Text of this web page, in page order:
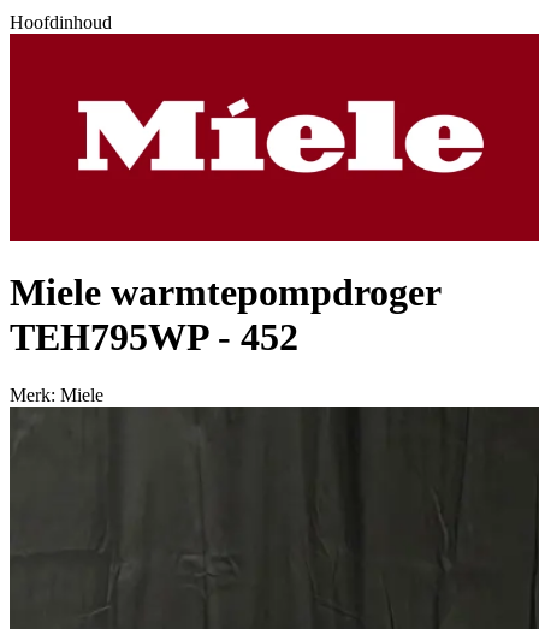
Hoofdinhoud
Miele warmtepompdroger
TEH795WP - 452
Merk: Miele